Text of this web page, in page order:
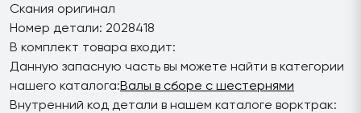
Скания оригинал
Номер детали: 2028418
В комплект товара входит:
Данную запасную часть вы можете найти в категории
нашего каталога:Валы в сборе с шестернями
Внутренний код детали в нашем каталоге ворктрак: